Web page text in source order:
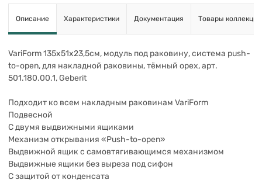
Описание Характеристики Документация Товары коллекции
VariForm 135х51х23,5см, модуль под раковину, система push-
to-open, для накладной раковины, тёмный орех, арт.
501.180.00.1, Geberit
Подходит ко всем накладным раковинам VariForm
Подвесной
С двумя выдвижными ящиками
Механизм открывания «Push-to-open»
Выдвижной ящик с самовтягивающимся механизмом
Выдвижные ящики без выреза под сифон
С защитой от конденсата